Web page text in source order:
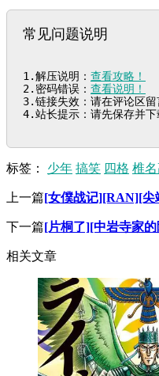
常见问题说明
1.解压说明： 查看攻略！
2.密码错误： 查看说明！
3.链接失效：请在评论区留
4.站长提示：请先保存并下
标签： 少年 搞笑 四格 椎
上一篇[女僕战记][RAN][尖
下一篇[片桐了][中岩寺家
相关文章